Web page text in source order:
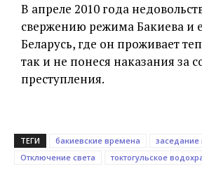
В апреле 2010 года
свержению режима Бакиева и
Беларусь, где он проживает
так и не понеся наказания за
преступления.
ТЕГИ бакиевские времена
заседание
Отключение света
токтогульское